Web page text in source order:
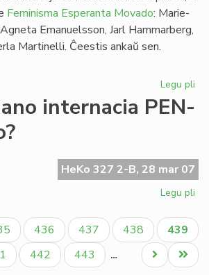
Feminisma Esperanta Movado: Marie-
Emanuelsson, Jarl Hammarberg,
Martinelli. Ĉeestis ankaŭ sen.
Legu pli
internacia PEN-
HeKo 327 2-B, 28 mar 07
Legu pli
Paĝo
436 Paĝo
437 Paĝo
438
Aktuala
paĝo
439
Paĝo
442 Paĝo
443 …
Last
page
Next
page